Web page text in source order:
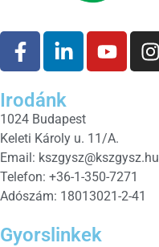
Irodánk
1024 Budapest
Keleti Károly u. 11/A.
Email: kszgysz@kszgysz.hu
Telefon: +36-1-350-7271
Adószám: 18013021-2-41
Gyorslinkek